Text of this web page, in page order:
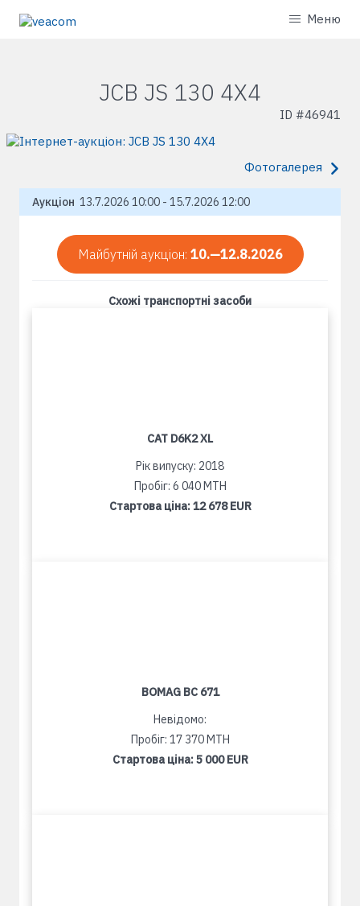
Меню
JCB JS 130 4X4
ID #46941
Фотогалерея
Аукціон 13.7.2026 10:00 - 15.7.2026 12:00
Майбутній аукціон: 10.—12.8.2026
Схожі транспортні засоби
CAT D6K2 XL
Рік випуску: 2018
Пробіг: 6 040 MTH
Стартова ціна:12 678 EUR
BOMAG BC 671
Невідомо:
Пробіг: 17 370 MTH
Стартова ціна:5 000 EUR